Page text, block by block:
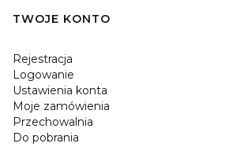
TWOJE KONTO
Rejestracja
Logowanie
Ustawienia konta
Moje zamówienia
Przechowalnia
Do pobrania